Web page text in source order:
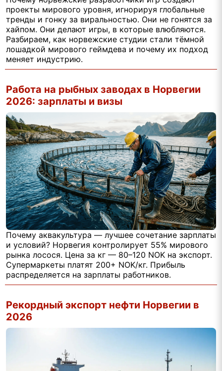
проекты мирового уровня, игнорируя глобальные
тренды и гонку за виральностью. Они не гонятся за
хайпом. Они делают игры, в которые влюбляются.
Разбираем, как норвежские студии стали тёмной
лошадкой мирового геймдева и почему их подход
меняет индустрию.
Работа на рыбных заводах в Норвегии
2026: зарплаты и визы
Почему аквакультура — лучшее сочетание зарплаты
и условий? Норвегия контролирует 55% мирового
рынка лосося. Цена за кг — 80–120 NOK на экспорт.
Супермаркеты платят 200+ NOK/кг. Прибыль
распределяется на зарплаты работников.
Рекордный экспорт нефти Норвегии в
2026